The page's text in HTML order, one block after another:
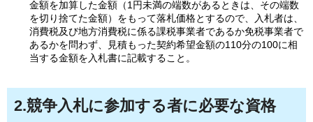
金額を加算した金額（1円未満の端数があるときは、その端数
を切り捨てた金額）をもって落札価格とするので、入札者は、
消費税及び地方消費税に係る課税事業者であるか免税事業者で
あるかを問わず、見積もった契約希望金額の110分の100に相
当する金額を入札書に記載すること。
2.競争入札に参加する者に必要な資格